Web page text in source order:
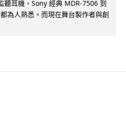
聽耳機，Sony 經典 MDR-7506 到
為人熟悉。而現在舞台製作者與創